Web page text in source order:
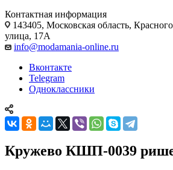
Контактная информация
143405, Московская область,
улица, 17А
info@modamania-online.ru
Вконтакте
Telegram
Одноклассники
Кружево КШП-0039